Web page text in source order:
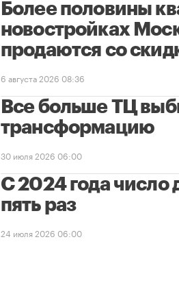
Более половины
новостройках
продаются со
6 августа 2026 08:36
Все больше ТЦ
трансформацию
30 июля 2026 06:00
С 2024 года число
пять раз
24 июля 2026 06:00